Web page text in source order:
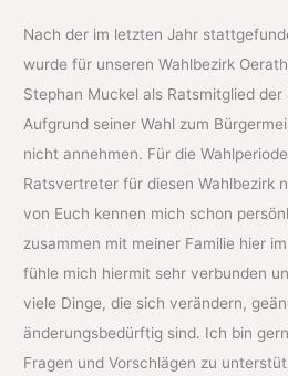
Nach der im letzten Jahr
wurde für unseren Wahlbezirk
Stephan Muckel als Ratsmitglied
Aufgrund seiner Wahl zum
nicht annehmen. Für die
Ratsvertreter für diesen Wahlbezirk
von Euch kennen mich schon
zusammen mit meiner Familie hier
fühle mich hiermit sehr verbunden
viele Dinge, die sich verändern,
änderungsbedürftig sind. Ich bin
Fragen und Vorschlägen zu